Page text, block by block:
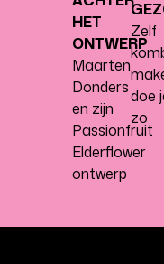
HET
ONTWERP
Maarten
Donders
en zijn
Passionfruit
Elderflower
ontwerp
Zelf
doe
zo